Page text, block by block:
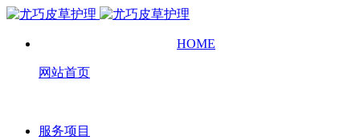
HOME
网站首页
服务项目